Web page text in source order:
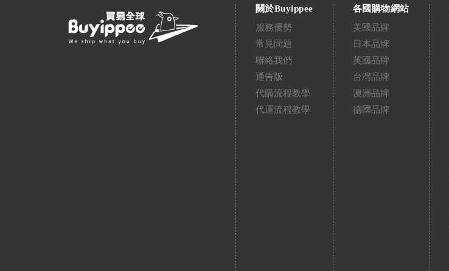
關於Buyippee
服務優勢
常見問題
聯絡我們
通告版
代購流程教學
代運流程教學
各國購物網站
美國品牌
日本品牌
英國品牌
台灣品牌
澳洲品牌
德國品牌